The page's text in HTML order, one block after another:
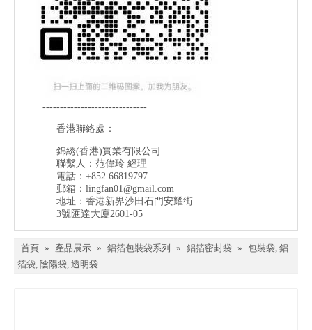
------------------------------
香港聯絡處：
錦綉(香港)實業有限公司
聯繫人：范偉玲 經理
電話：+852 66819797
郵箱： lingfan01@gmail.com
地址：香港新界沙田石門安耀街
3號匯達大廈2601-05
首頁 » 產品展示 » 鋁箔包裝袋系列 » 鋁箔密封袋 » 包裝袋, 鋁
箔袋, 陰陽袋, 透明袋